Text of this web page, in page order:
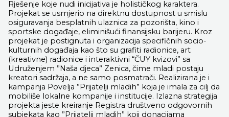
Rješenje koje nudi inicijativa je holističkog karaktera.
Projekat se usmjerio na direktnu dostupnost u smislu
osiguravanja besplatnih ulaznica za pozorišta, kino i
sportske događaje, eliminišući finansijsku barijeru. Kroz
projekat je postignuta i organizacija specifičnih socio-
kulturnih događaja kao što su grafiti radionice, art
(kreativne) radionice i interaktivni “ČUY kvizovi” sa
Udruženjem ”Naša djeca” Zenica, čime mladi postaju
kreatori sadržaja, a ne samo posmatrači. Realizirana je i
kampanja Povelja ”Prijatelji mladih” koja je imala za cilj da
mobiliše lokalne kompanije i institucije. Izlazna strategija
projekta jeste kreiranje Registra društveno odgovornih
subjekata kao ”Prijatelji mladih” koji donacijama